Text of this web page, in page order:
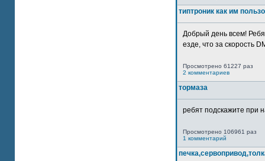
типтроник как им
Добрый день всем!
езде, что за скорость
Просмотрено 61227 раз
2 комментариев
тормаза
ребят подскажите при
Просмотрено 106961 раз
1 комментарий